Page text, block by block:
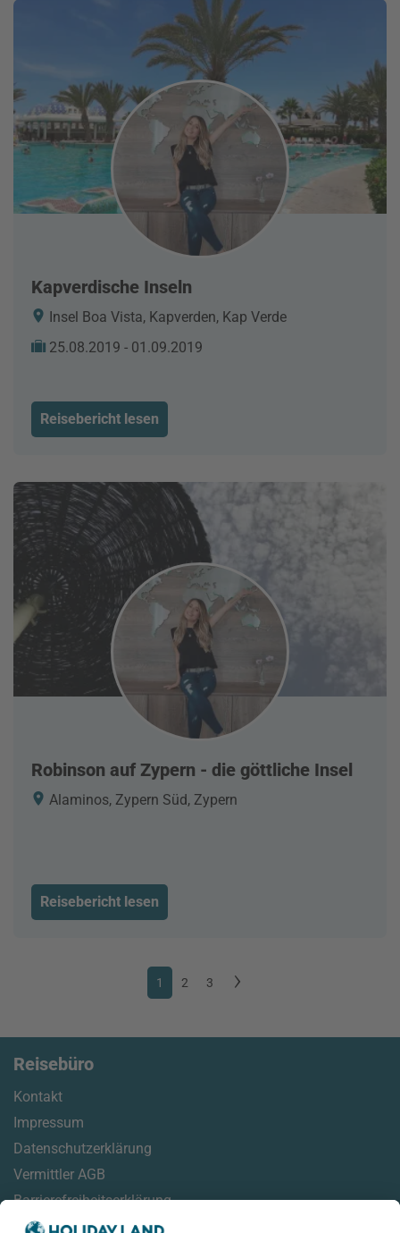
Kapverdische Inseln
Insel Boa Vista, Kapverden, Kap Verde
25.08.2019 - 01.09.2019
Reisebericht lesen
Robinson auf Zypern - die göttliche Insel
Alaminos, Zypern Süd, Zypern
Reisebericht lesen
1 2 3
Reisebüro
Kontakt
Impressum
Datenschutzerklärung
Vermittler AGB
Barrierefreiheitserklärung